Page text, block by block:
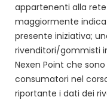
appartenenti alla
maggiormente
presente iniziativa;
rivenditori/gommisti
Nexen Point che
consumatori nel
riportante i dati dei